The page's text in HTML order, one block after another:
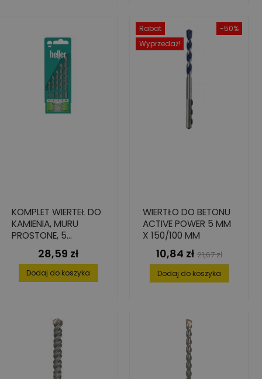
KOMPLET WIERTEŁ DO
KAMIENIA, MURU
PROSTONE, 5
ELEMENTÓW 5-10 MM
Cena
28,59 zł
Dodaj do koszyka
-50%
Rabat
Wyprzedaż!
WIERTŁO DO BETONU
ACTIVE POWER 5 MM
X 150/100 MM
Cena
10,84 zł Cena
podstawowa
21,67 zł
Dodaj do koszyka